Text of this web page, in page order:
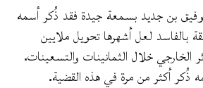
بن جديد بسمعة جيدة فقد ذُكر أسمه
بالفاسد لعل أشهرها تحويل ملايين
الخارجي خلال الثمانينات والتسعينات.
ذُكر أكثر من مرة في هذه القضية.